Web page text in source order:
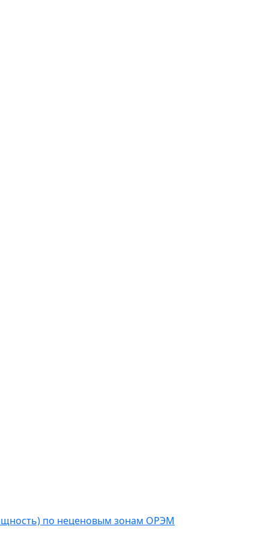
по неценовым зонам ОРЭМ